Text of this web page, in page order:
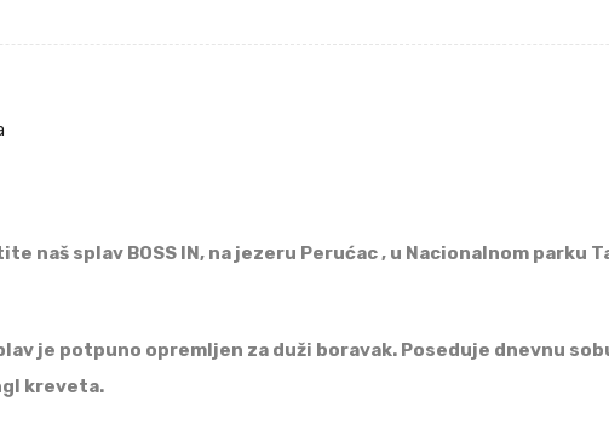
naš splav BOSS IN, na jezeru Perućac , u Nacionalnom parku
je potpuno opremljen za duži boravak. Poseduje dnevnu
kreveta.